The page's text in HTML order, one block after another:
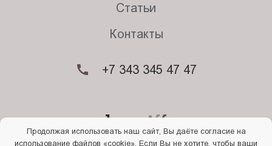
Статьи
Контакты
+7 343 345 47 47
Продолжая использовать наш сайт, Вы даёте согласие на
использование файлов «cookie» . Если Вы не хотите, чтобы ваши